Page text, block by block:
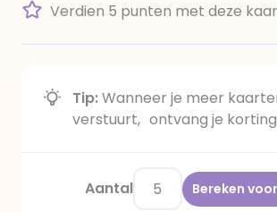
Verdien 5 punten met deze
Tip:Wanneer je meer
verstuurt, ontvang je
Aantal Bereken